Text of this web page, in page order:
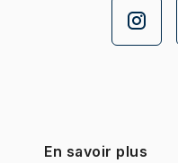
En savoir plus